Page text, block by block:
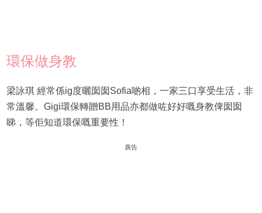
環保做身教
梁詠琪 經常係ig度曬囡囡Sofia啲相，一家三口享受生活，非
常溫馨。Gigi環保轉贈BB用品亦都做咗好好嘅身教俾囡囡
睇，等佢知道環保嘅重要性！
廣告